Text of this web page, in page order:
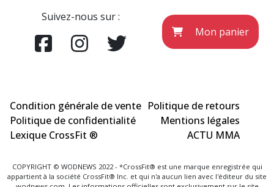
Suivez-nous sur :
Mon panier
Condition générale de vente Politique de retours
Politique de confidentialité
Mentions légales
Lexique CrossFit ®
ACTU MMA
COPYRIGHT © WODNEWS 2022 - *CrossFit® est une marque enregistrée qui
appartient à la société CrossFit® Inc. et qui n'a aucun lien avec l'éditeur du site